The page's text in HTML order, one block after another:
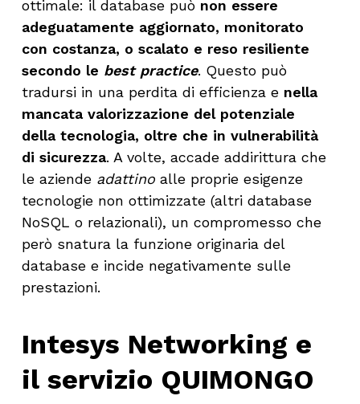
ottimale: il database può non essere
adeguatamente aggiornato, monitorato
con costanza, o scalato e reso resiliente
secondo le best practice. Questo può
tradursi in una perdita di efficienza e nella
mancata valorizzazione del potenziale
della tecnologia, oltre che in vulnerabilità
di sicurezza. A volte, accade addirittura che
le aziende adattinoalle proprie esigenze
tecnologie non ottimizzate (altri database
NoSQL o relazionali), un compromesso che
però snatura la funzione originaria del
database e incide negativamente sulle
prestazioni.
Intesys Networking e
il servizio QUIMONGO